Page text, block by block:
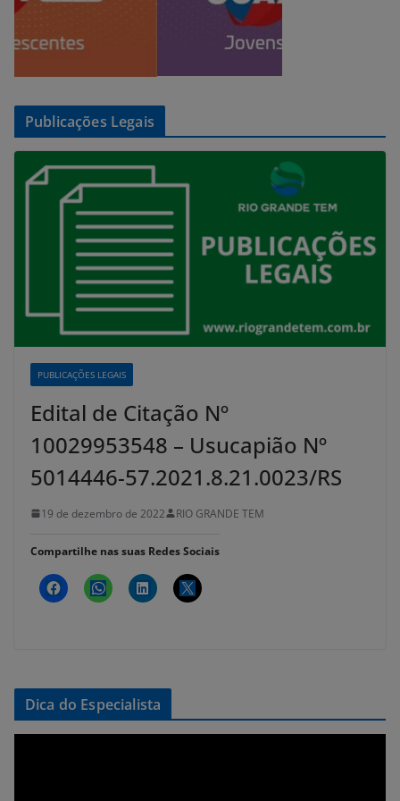
Publicações Legais
PUBLICAÇÕES LEGAIS
Edital de Citação Nº
10029953548 – Usucapião Nº
5014446-57.2021.8.21.0023/RS
19 de dezembro de 2022 RIO GRANDE TEM
Compartilhe nas suas Redes Sociais
Dica do Especialista